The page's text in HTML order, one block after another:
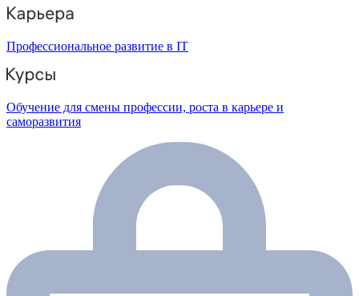
Профессиональное развитие в IT
Обучение для смены профессии, роста в карьере и
саморазвития